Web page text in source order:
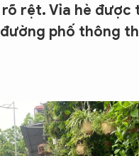
rệt. Vỉa hè được
phố thông